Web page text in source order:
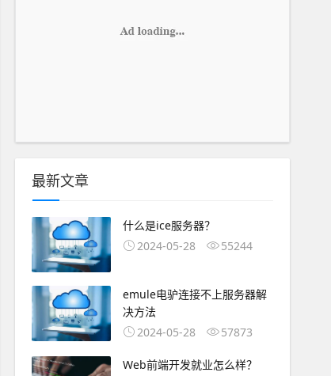
最新文章
什么是ice服务器？
2024-05-28
55244
emule电驴连接不上服务器解
决方法
2024-05-28
57873
Web前端开发就业怎么样？